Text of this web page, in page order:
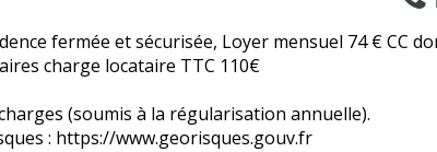
fermée et sécurisée, Loyer mensuel 74 € CC
charge locataire TTC 110€
(soumis à la régularisation annuelle).
: https://www.georisques.gouv.fr